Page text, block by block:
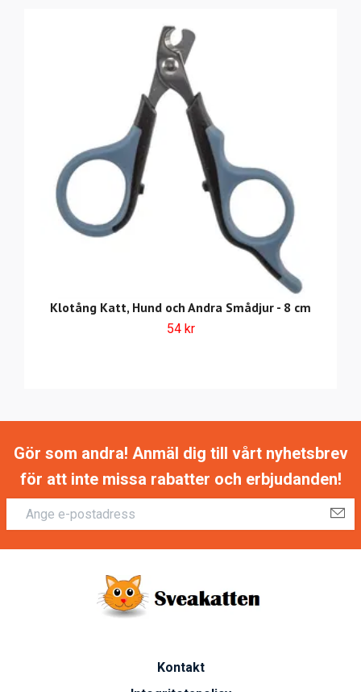
Klotång Katt, Hund och Andra Smådjur - 8 cm
54 kr
Gör som andra! Anmäl dig till vårt nyhetsbrev
för att inte missa rabatter och erbjudanden!
Kontakt